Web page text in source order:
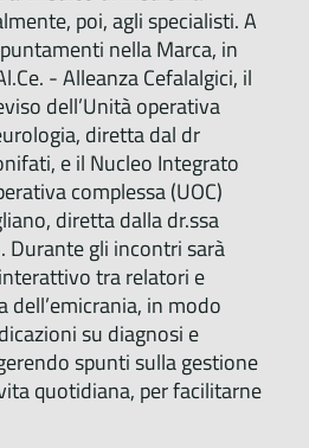
poi, agli specialisti. A
nella Marca, in
- Alleanza Cefalalgici, il
dell’Unità operativa
diretta dal dr
e il Nucleo Integrato
complessa (UOC)
diretta dalla dr.ssa
Durante gli incontri sarà
tra relatori e
dell’emicrania, in modo
su diagnosi e
spunti sulla gestione
quotidiana, per facilitarne